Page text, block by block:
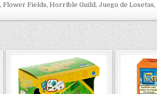
,Flower Fields,Horrible Guild ,Juego de Losetas,